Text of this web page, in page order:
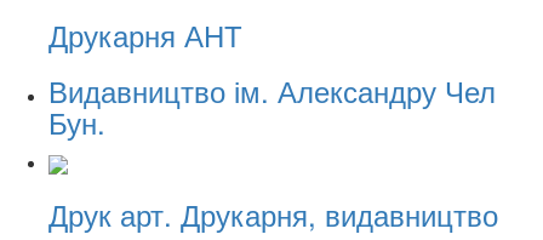
Друкарня АНТ
Видавництво ім. Александру Чел
Бун.
Друк арт. Друкарня, видавництво